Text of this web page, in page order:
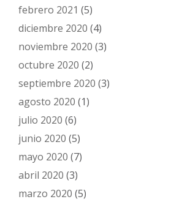
febrero 2021 (5)
diciembre 2020 (4)
noviembre 2020 (3)
octubre 2020 (2)
septiembre 2020 (3)
agosto 2020 (1)
julio 2020 (6)
junio 2020 (5)
mayo 2020 (7)
abril 2020 (3)
marzo 2020 (5)